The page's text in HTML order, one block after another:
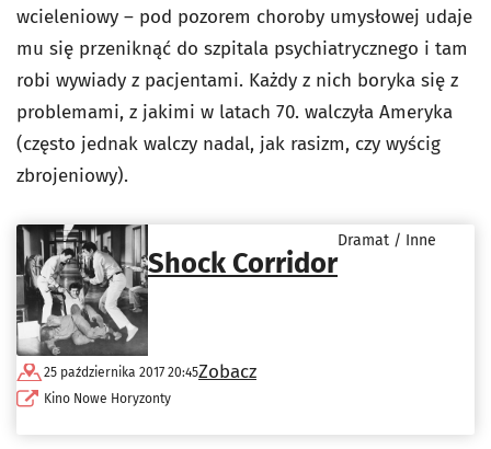
wcieleniowy – pod pozorem choroby umysłowej udaje
mu się przeniknąć do szpitala psychiatrycznego i tam
robi wywiady z pacjentami. Każdy z nich boryka się z
problemami, z jakimi w latach 70. walczyła Ameryka
(często jednak walczy nadal, jak rasizm, czy wyścig
zbrojeniowy).
Shock Corridor
Dramat / Inne
25 października 2017 20:45
Kino Nowe Horyzonty
Zobacz